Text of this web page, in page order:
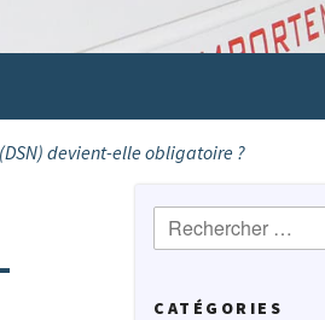
devient-elle obligatoire ?
Recherche
:
CATÉGORIES